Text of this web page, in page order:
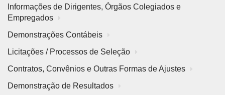
Informações de Dirigentes, Órgãos Colegiados e
Empregados
Demonstrações Contábeis
Licitações / Processos de Seleção
Contratos, Convênios e Outras Formas de Ajustes
Demonstração de Resultados